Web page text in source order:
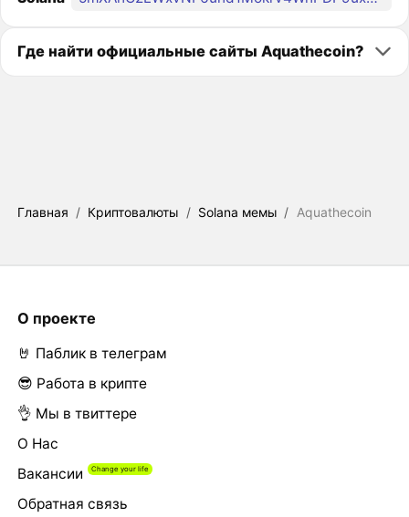
Где найти официальные сайты Aquathecoin?
Главная / Криптовалюты / Solana мемы / Aquathecoin
О проекте
🤘 Паблик в телеграм
😎 Работа в крипте
👌 Мы в твиттере
О Нас
Вакансии
Обратная связь